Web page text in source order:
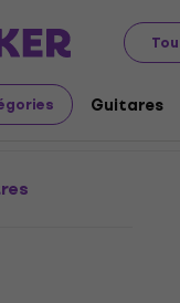
Guitares
musique